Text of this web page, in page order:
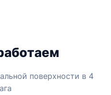
поверхности в 4